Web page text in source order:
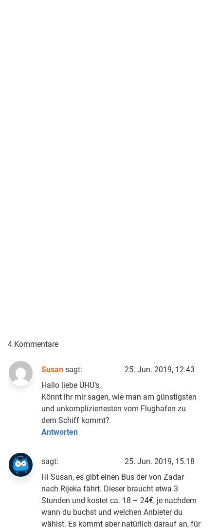
4 Kommentare
Susan sagt:
25. Jun. 2019, 12.43
Hallo liebe UHU’s,
Könnt ihr mir sagen, wie man am günstigsten
und unkompliziertesten vom Flughafen zu
dem Schiff kommt?
Antworten
sagt:
25. Jun. 2019, 15.18
Hi Susan, es gibt einen Bus der von Zadar
nach Rijeka fährt. Dieser braucht etwa 3
Stunden und kostet ca. 18 – 24€, je nachdem
wann du buchst und welchen Anbieter du
wählst. Es kommt aber natürlich darauf an, für